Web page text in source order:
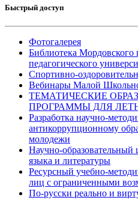
Быстрый доступ
Фотогалерея
Библиотека Мордовского
педагогического
Спортивно-
Вебинары Малой
ТЕМАТИЧЕСКИЕ
ПРОГРАММЫ ДЛЯ
Разработка научно-
антикоррупционному
молодежи
Научно-
языка и литературы
Ресурсный учебно-
лиц с ограниченными
По-русски реально и